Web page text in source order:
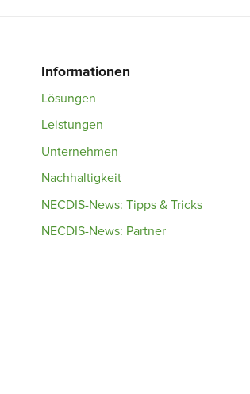
Informationen
Lösungen
Leistungen
Unternehmen
Nachhaltigkeit
NECDIS-News: Tipps & Tricks
NECDIS-News: Partner